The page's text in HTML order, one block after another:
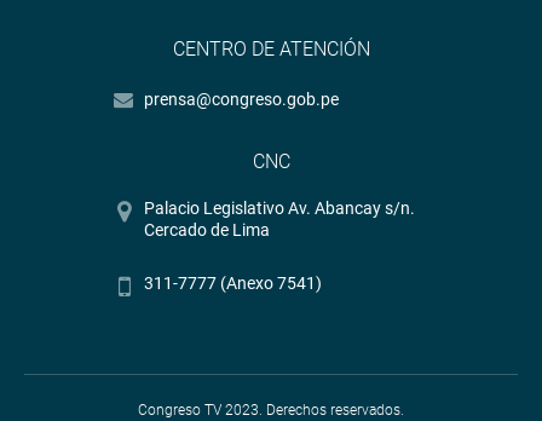
CENTRO DE ATENCIÓN
prensa@congreso.gob.pe
CNC
Palacio Legislativo Av. Abancay s/n.
Cercado de Lima
311-7777 (Anexo 7541)
Congreso TV 2023. Derechos reservados.